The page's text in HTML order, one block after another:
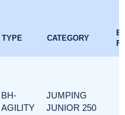
TYPE CATEGORY
BH-
AGILITY
JUMPING
JUNIOR 250